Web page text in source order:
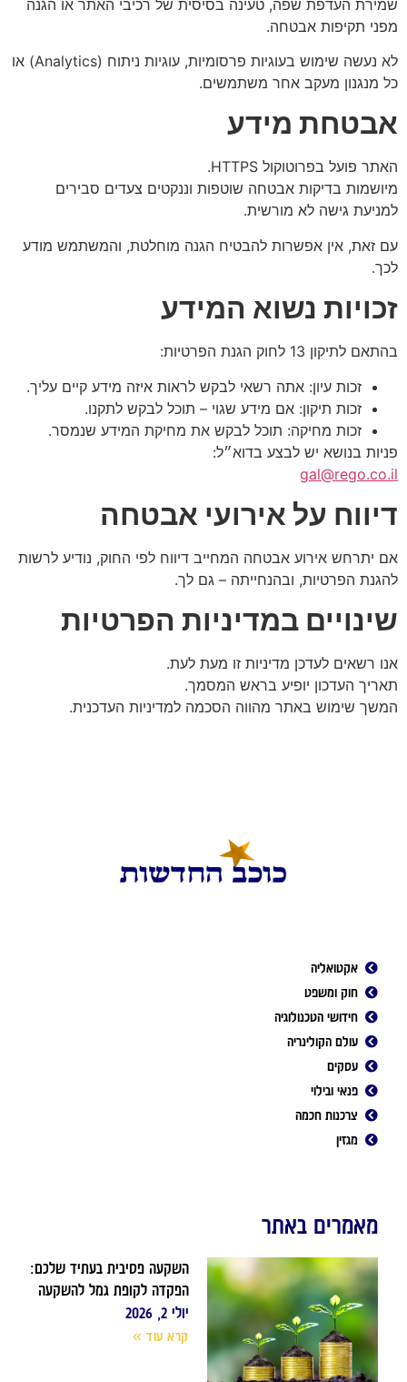
שמירת העדפת שפה, טעינה בסיסית של רכיבי האתר או הגנה
מפני תקיפות אבטחה.
לא נעשה שימוש בעוגיות פרסומיות, עוגיות ניתוח (Analytics) או
כל מנגנון מעקב אחר משתמשים.
אבטחת מידע
האתר פועל בפרוטוקול HTTPS.
מיושמות בדיקות אבטחה שוטפות וננקטים צעדים סבירים
למניעת גישה לא מורשית.
עם זאת, אין אפשרות להבטיח הגנה מוחלטת, והמשתמש מודע
לכך.
זכויות נשוא המידע
בהתאם לתיקון 13 לחוק הגנת הפרטיות:
זכות עיון: אתה רשאי לבקש לראות איזה מידע קיים עליך.
זכות תיקון: אם מידע שגוי – תוכל לבקש לתקנו.
זכות מחיקה: תוכל לבקש את מחיקת המידע שנמסר.
פניות בנושא יש לבצע בדוא״ל:
gal@rego.co.il
דיווח על אירועי אבטחה
אם יתרחש אירוע אבטחה המחייב דיווח לפי החוק, נודיע לרשות
להגנת הפרטיות, ובהנחייתה – גם לך.
שינויים במדיניות הפרטיות
אנו רשאים לעדכן מדיניות זו מעת לעת.
תאריך העדכון יופיע בראש המסמך.
המשך שימוש באתר מהווה הסכמה למדיניות העדכנית.
אקטואליה
חוק ומשפט
חידושי הטכנולוגיה
עולם הקולינריה
עסקים
פנאי ובילוי
צרכנות חכמה
מגזין
מאמרים באתר
השקעה פסיבית בעתיד שלכם:
הפקדה לקופת גמל להשקעה
יולי 2, 2026
קרא עוד »